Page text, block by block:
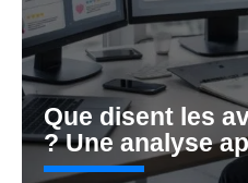
Que disent les
? Une analyse